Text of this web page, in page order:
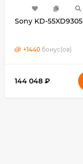
Sony KD-55XD9305
+1440 бонус(ов)
144 048 ₽